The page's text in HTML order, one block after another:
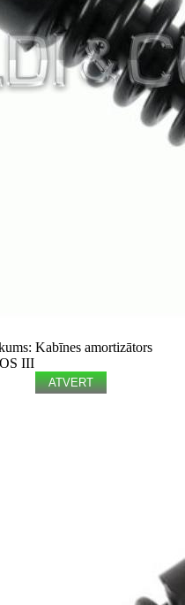
Kabīnes amortizātors
III
ATVERT